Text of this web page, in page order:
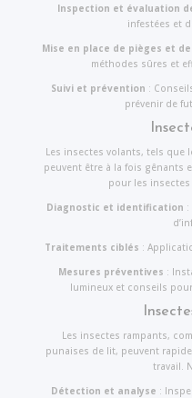
Inspection et évaluation
infestées et
Mise en place de pièges et
méthodes sûres et
Suivi et prévention :
prévenir de
Les insectes volants, tels que
peuvent être à la fois gênants
pour les
Diagnostic et identification
Traitements ciblés :
Mesures préventives :
lumineux et conseils
Les insectes rampants,
punaises de lit, peuvent
travail.
Détection et analyse :